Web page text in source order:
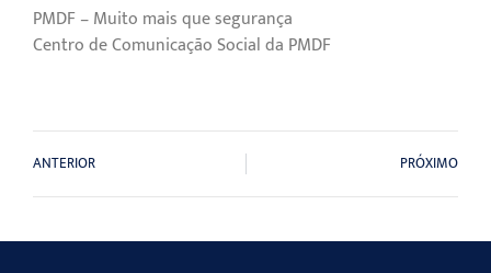
PMDF – Muito mais que segurança
Centro de Comunicação Social da PMDF
ANTERIOR PRÓXIMO